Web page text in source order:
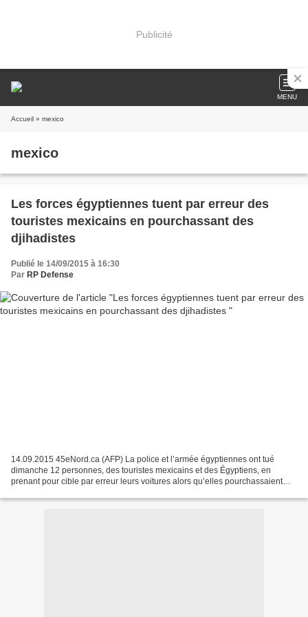
Publicité
MENU
Accueil » mexico
mexico
Les forces égyptiennes tuent par erreur des
touristes mexicains en pourchassant des
djihadistes
Publié le 14/09/2015 à 16:30
Par RP Defense
14.09.2015 45eNord.ca (AFP) La police et l’armée égyptiennes ont tué
dimanche 12 personnes, des touristes mexicains et des Égyptiens, en
prenant pour cible par erreur leurs voitures alors qu’elles pourchassaient